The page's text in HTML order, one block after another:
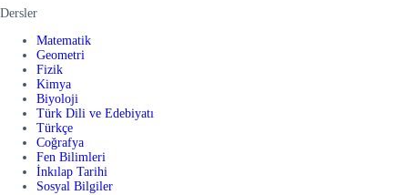
Dersler
Matematik
Geometri
Fizik
Kimya
Biyoloji
Türk Dili ve Edebiyatı
Türkçe
Coğrafya
Fen Bilimleri
İnkılap Tarihi
Sosyal Bilgiler